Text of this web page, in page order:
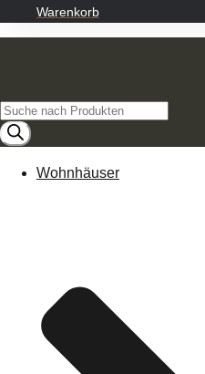
Warenkorb
Products
search
Wohnhäuser